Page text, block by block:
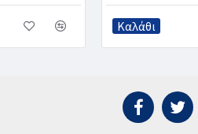
Καλάθι